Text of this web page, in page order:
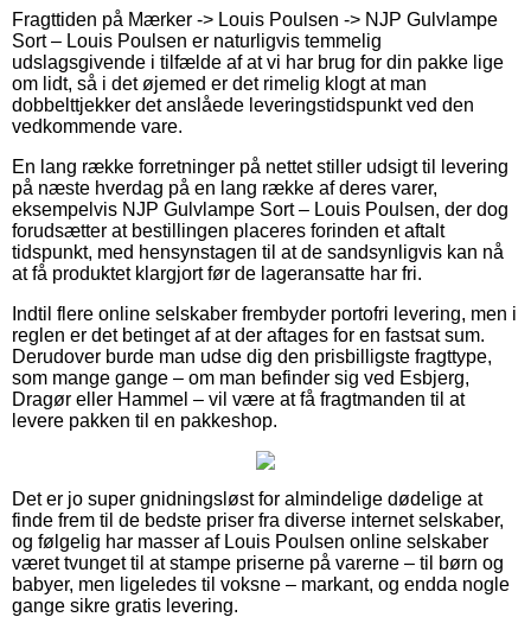
Fragttiden på Mærker -> Louis Poulsen -> NJP Gulvlampe
Sort – Louis Poulsen er naturligvis temmelig
udslagsgivende i tilfælde af at vi har brug for din pakke lige
om lidt, så i det øjemed er det rimelig klogt at man
dobbelttjekker det anslåede leveringstidspunkt ved den
vedkommende vare.
En lang række forretninger på nettet stiller udsigt til levering
på næste hverdag på en lang række af deres varer,
eksempelvis NJP Gulvlampe Sort – Louis Poulsen, der dog
forudsætter at bestillingen placeres forinden et aftalt
tidspunkt, med hensynstagen til at de sandsynligvis kan nå
at få produktet klargjort før de lageransatte har fri.
Indtil flere online selskaber frembyder portofri levering, men i
reglen er det betinget af at der aftages for en fastsat sum.
Derudover burde man udse dig den prisbilligste fragttype,
som mange gange – om man befinder sig ved Esbjerg,
Dragør eller Hammel – vil være at få fragtmanden til at
levere pakken til en pakkeshop.
Det er jo super gnidningsløst for almindelige dødelige at
finde frem til de bedste priser fra diverse internet selskaber,
og følgelig har masser af Louis Poulsen online selskaber
været tvunget til at stampe priserne på varerne – til børn og
babyer, men ligeledes til voksne – markant, og endda nogle
gange sikre gratis levering.